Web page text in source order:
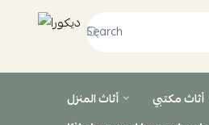
ديكورا
أثاث المنزل أثاث مكتبي